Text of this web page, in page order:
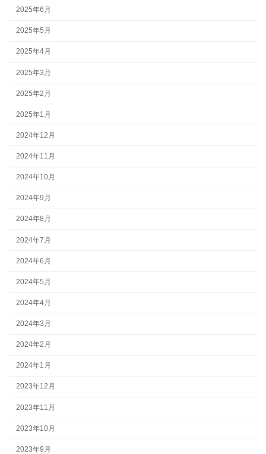
2025年6月
2025年5月
2025年4月
2025年3月
2025年2月
2025年1月
2024年12月
2024年11月
2024年10月
2024年9月
2024年8月
2024年7月
2024年6月
2024年5月
2024年4月
2024年3月
2024年2月
2024年1月
2023年12月
2023年11月
2023年10月
2023年9月